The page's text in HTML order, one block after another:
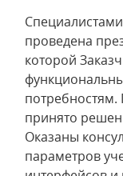
проведена
которой
принято
Оказаны
параметров